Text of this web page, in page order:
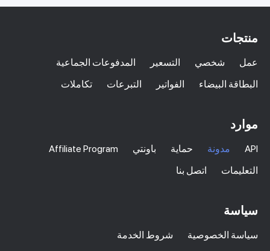
منتجات
عمل شخصي التسعير
المدفوعات الجماعية
البطاقة البيضاء
الفواتير التبرعات تكاملات
موارد
API مدونة حماية باونتي
Affiliate Program
التعليمات
اتصل بنا
سياسة
سياسة الخصوصية شروط الخدمة